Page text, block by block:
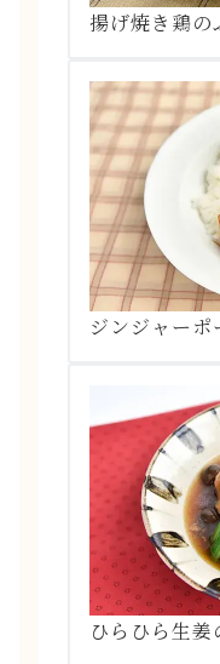
揚げ焼き鶏の
ジンジャーポ
ひらひら生